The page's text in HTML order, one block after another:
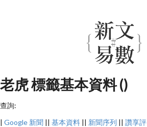
老虎 標籤基本資料 ()
查詢:
| Google 新聞 || 基本資料 || 新聞序列 || 讚享評